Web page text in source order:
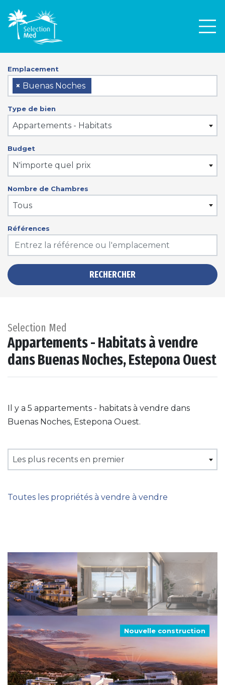
Emplacement
× Buenas Noches
Type de bien
Appartements - Habitats
Budget
N'importe quel prix
Nombre de Chambres
Tous
Références
RECHERCHER
Selection Med
Appartements - Habitats à vendre
dans Buenas Noches, Estepona Ouest
Il y a 5 appartements - habitats à vendre dans
Buenas Noches, Estepona Ouest.
Les plus recents en premier
Toutes les propriétés à vendre à vendre
Nouvelle construction